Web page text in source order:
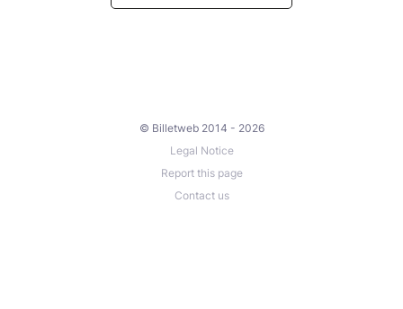
© Billetweb 2014 - 2026
Legal Notice
Report this page
Contact us